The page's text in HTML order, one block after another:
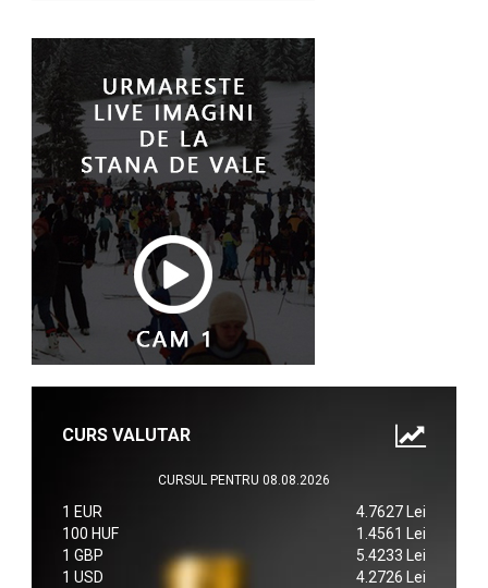
CURS VALUTAR
CURSUL PENTRU 08.08.2026
1 EUR
4.7627 Lei
100 HUF
1.4561 Lei
1 GBP
5.4233 Lei
1 USD
4.2726 Lei